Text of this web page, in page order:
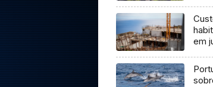
em